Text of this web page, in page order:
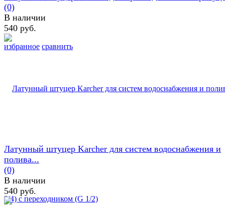
избранное сравнить
(0)
В наличии
540 руб.
Латунный штуцер Karcher для систем водоснабжения и
полива...
(0)
В наличии
540 руб.